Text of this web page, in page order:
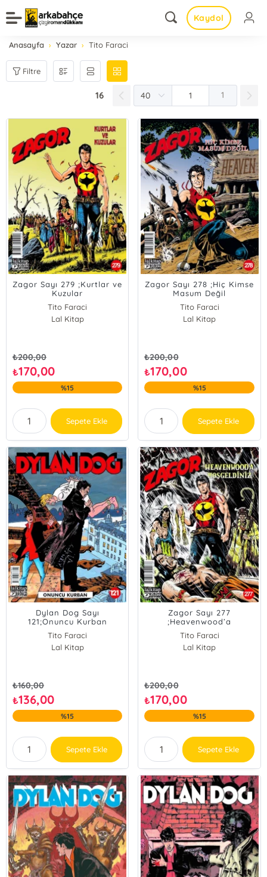
Kaydol
Anasayfa Yazar Tito Faraci
Filtre
16 1
Zagor Sayı 279 ;Kurtlar ve
Kuzular
Tito Faraci
Lal Kitap
₺200,00
₺170,00
%15
Sepete Ekle
Zagor Sayı 278 ;Hiç Kimse
Masum Değil
Tito Faraci
Lal Kitap
₺200,00
₺170,00
%15
Sepete Ekle
Dylan Dog Sayı
121;Onuncu Kurban
Tito Faraci
Lal Kitap
₺160,00
₺136,00
%15
Sepete Ekle
Zagor Sayı 277
;Heavenwood’a
Tito Faraci
Lal Kitap
₺200,00
₺170,00
%15
Sepete Ekle